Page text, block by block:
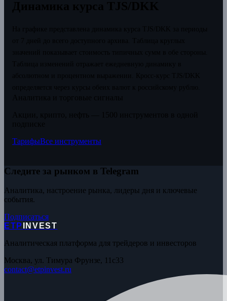
ТарифыВсе инструменты
Следите за рынком в Telegram
Аналитика, настроение рынка, лидеры дня и ключевые
события.
Подписаться
ETP
INVEST
Аналитическая платформа для трейдеров и инвесторов
Москва, ул. Тимура Фрунзе, 11с33
contact@etpinvest.ru